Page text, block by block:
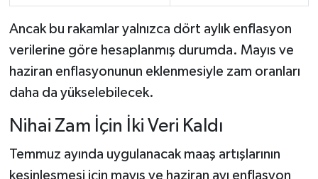
Ancak bu rakamlar yalnızca dört aylık enflasyon
verilerine göre hesaplanmış durumda. Mayıs ve
haziran enflasyonunun eklenmesiyle zam oranları
daha da yükselebilecek.
Nihai Zam İçin İki Veri Kaldı
Temmuz ayında uygulanacak maaş artışlarının
kesinleşmesi için mayıs ve haziran ayı enflasyon